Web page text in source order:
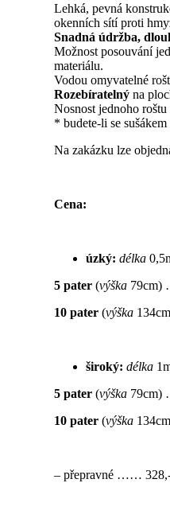
Lehká, pevná
okenních sítí proti
Snadná údržba,
Možnost posouvání
materiálu.
Vodou omyvatelné
Rozebíratelnýna
Nosnost jednoho roštu
* budete-li se
Na zakázku lze
Cena:
úzký: délka
5 pater(výška
10 pater(výška
široký: délka
5 pater(výška
10 pater(výška
– přepravné …… 328,-